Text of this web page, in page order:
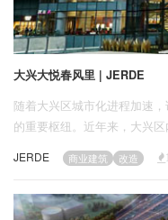
大兴大悦春风里 | JERDE
随着大兴区城市化进程加速
的重要枢纽。近年来，大兴
聚，原有的火神庙商业中心
所创造（Placemaking）”
主，在满足消费者逐渐升级
JERDE 商业建筑 改造